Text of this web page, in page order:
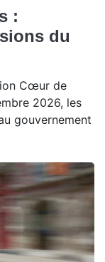
:
du
Cœur de
2026, les
gouvernement